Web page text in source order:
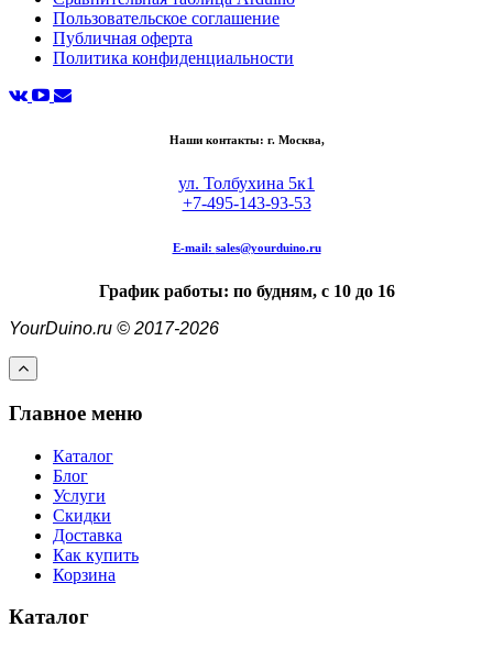
Пользовательское соглашение
Публичная оферта
Политика конфиденциальности
Наши контакты: г. Москва,
ул. Толбухина 5к1
+7-495-143-93-53
E-mail: sales@yourduino.ru
График работы: по будням, с 10 до 16
YourDuino.ru © 2017-2026
Главное меню
Каталог
Блог
Услуги
Скидки
Доставка
Как купить
Корзина
Каталог